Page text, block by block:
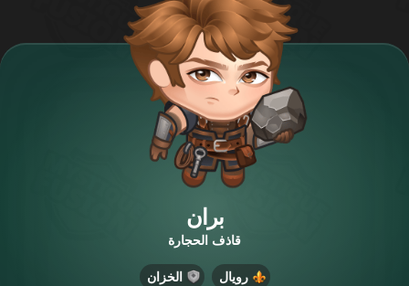
بران
قاذف الحجارة
رويال الخزان